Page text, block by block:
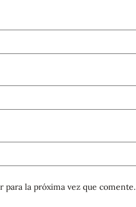
la próxima vez que comente.